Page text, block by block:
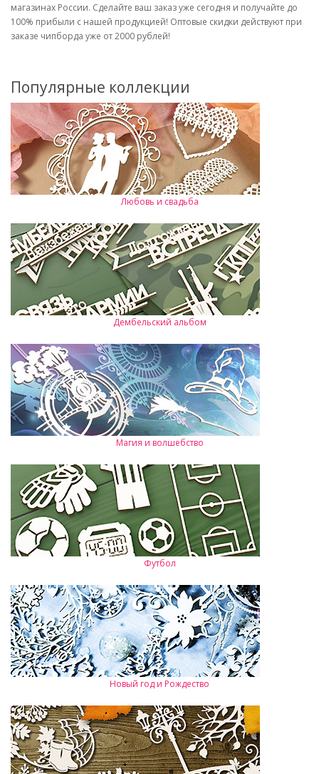
магазинах России. Сделайте ваш заказ уже сегодня и получайте до
100% прибыли с нашей продукцией! Оптовые скидки действуют при
заказе чипборда уже от 2000 рублей!
Популярные коллекции
Любовь и свадьба
Дембельский альбом
Магия и волшебство
Футбол
Новый год и Рождество